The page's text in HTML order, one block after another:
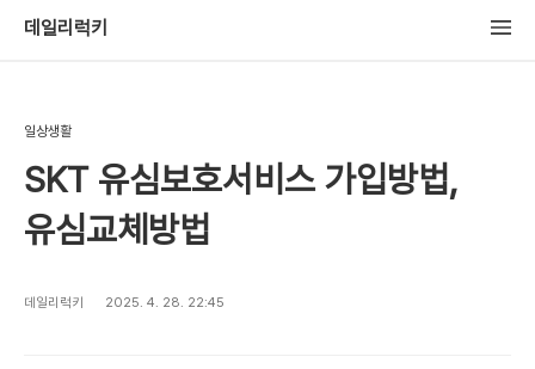
데일리럭키
일상생활
SKT 유심보호서비스 가입방법,
유심교체방법
데일리럭키 2025. 4. 28. 22:45